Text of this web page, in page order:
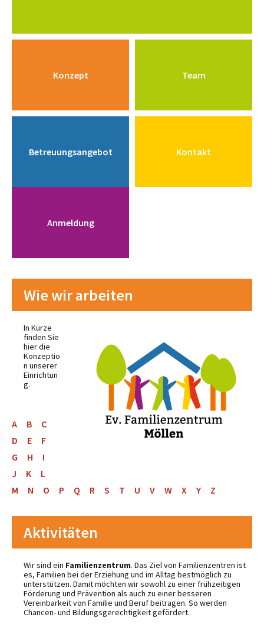
Konzept Team
Betreuungsangebot Kontakt
Anmeldung
Wie wir arbeiten
In Kürze
finden Sie
hier die
Konzeptio
n unserer
Einrichtun
g.
A B
C
D
E
F
G
H
I
J
K
L
M
N O P Q R S T U V W X Y Z
Aktivitäten
Wir sind ein Familienzentrum. Das Ziel von Familienzentren ist
es, Familien bei der Erziehung und im Alltag bestmöglich zu
unterstützen. Damit möchten wir sowohl zu einer frühzeitigen
Förderung und Prävention als auch zu einer besseren
Vereinbarkeit von Familie und Beruf beitragen. So werden
Chancen- und Bildungsgerechtigkeit gefördert.